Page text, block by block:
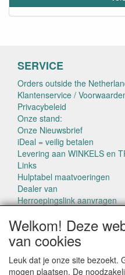
SERVICE
Orders outside the
Klantenservice /
Privacybeleid
Onze stand:
Onze Nieuwsbrief
iDeal = veilig betalen
Levering aan WINKELS en
Links
Hulptabel maatvoeringen
Dealer van
Herroepingslink aanvragen
Welkom! Deze
van cookies
Leuk dat je onze site bezoekt.
mogen plaatsen. De